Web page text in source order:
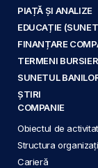
PIAȚĂ ȘI ANALIZE
EDUCAȚIE
FINANȚARE
TERMENI
SUNETUL
ȘTIRI
COMPANIE
Obiectul de
Structura
Carieră